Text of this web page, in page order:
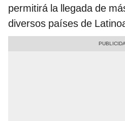
permitirá la llegada de
diversos países de